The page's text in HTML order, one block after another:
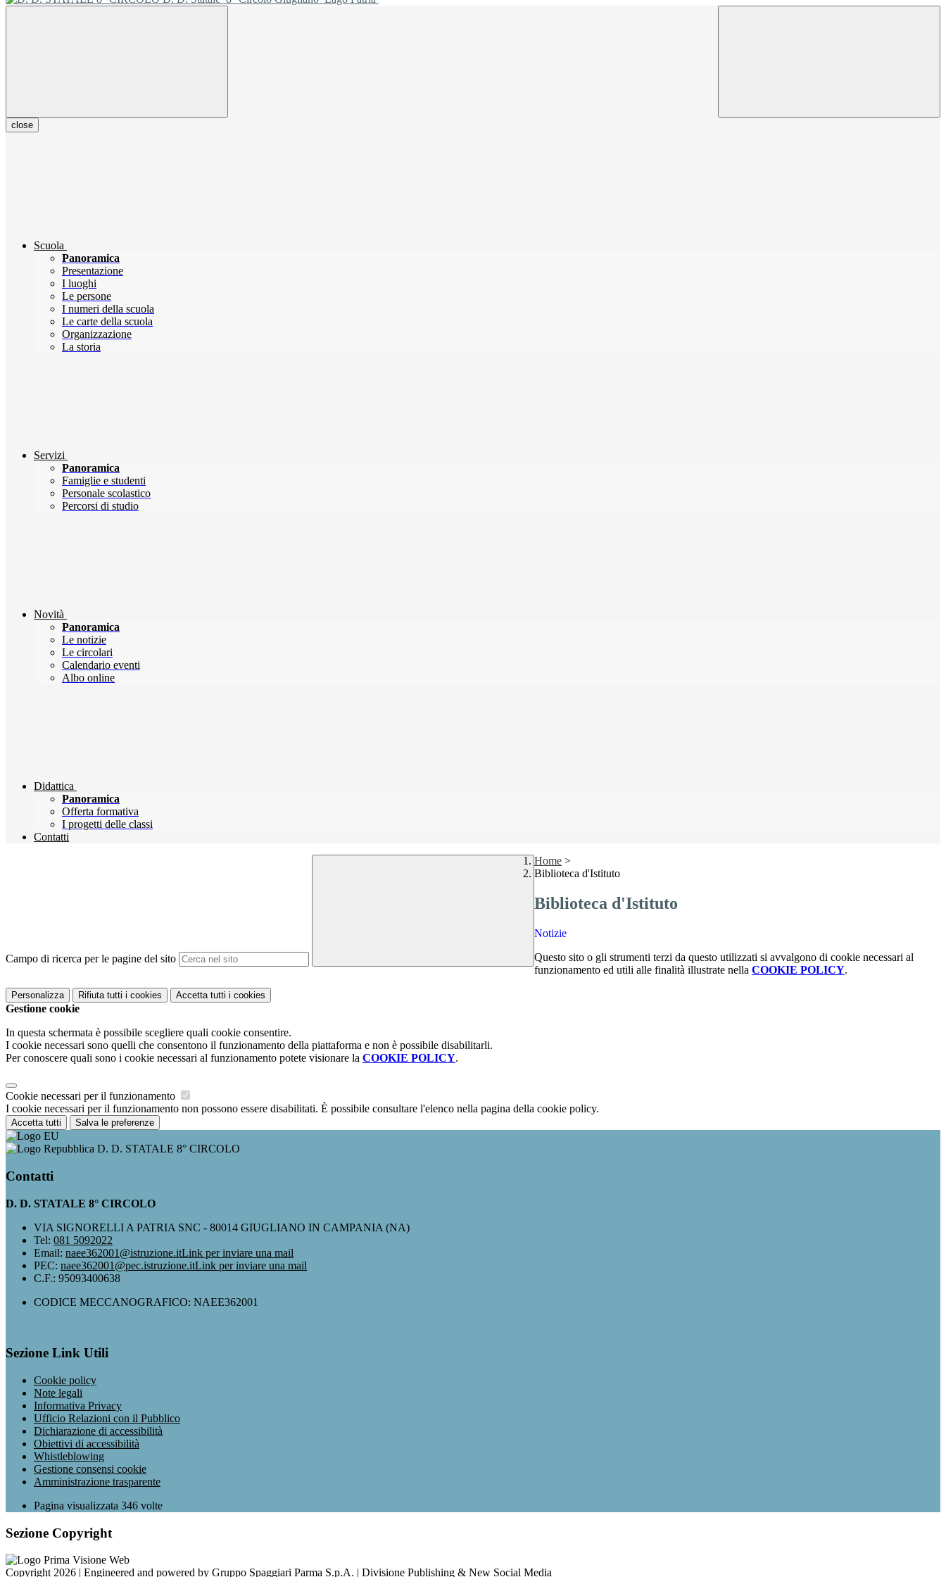
close
Scuola
Panoramica
Presentazione
I luoghi
Le persone
I numeri della scuola
Le carte della scuola
Organizzazione
La storia
Servizi
Panoramica
Famiglie e studenti
Personale scolastico
Percorsi di studio
Novità
Panoramica
Le notizie
Le circolari
Calendario eventi
Albo online
Didattica
Panoramica
Offerta formativa
I progetti delle classi
Contatti
Campo di ricerca per le pagine del sito
Home >
Biblioteca d'Istituto
Biblioteca d'Istituto
Notizie
Questo sito o gli strumenti terzi da questo utilizzati si avvalgono di cookie necessari al
funzionamento ed utili alle finalità illustrate nella COOKIE POLICY.
Personalizza Rifiuta tutti i cookies Accetta tutti i cookies
Gestione cookie
In questa schermata è possibile scegliere quali cookie consentire.
I cookie necessari sono quelli che consentono il funzionamento della piattaforma e non è possibile disabilitarli.
Per conoscere quali sono i cookie necessari al funzionamento potete visionare la COOKIE POLICY.
Cookie necessari per il funzionamento
I cookie necessari per il funzionamento non possono essere disabilitati. È possibile consultare l'elenco nella pagina della cookie policy.
Accetta tutti Salva le preferenze
D. D. STATALE 8° CIRCOLO
Contatti
D. D. STATALE 8° CIRCOLO
VIA SIGNORELLI A PATRIA SNC - 80014 GIUGLIANO IN CAMPANIA (NA)
Tel: 081 5092022
Email: naee362001@istruzione.itLink per inviare una mail
PEC: naee362001@pec.istruzione.itLink per inviare una mail
C.F.: 95093400638
CODICE MECCANOGRAFICO: NAEE362001
Sezione Link Utili
Cookie policy
Note legali
Informativa Privacy
Ufficio Relazioni con il Pubblico
Dichiarazione di accessibilità
Obiettivi di accessibilità
Whistleblowing
Gestione consensi cookie
Amministrazione trasparente
Pagina visualizzata 346 volte
Sezione Copyright
Copyright 2026 | Engineered and powered by Gruppo Spaggiari Parma S.p.A. | Divisione Publishing & New Social Media